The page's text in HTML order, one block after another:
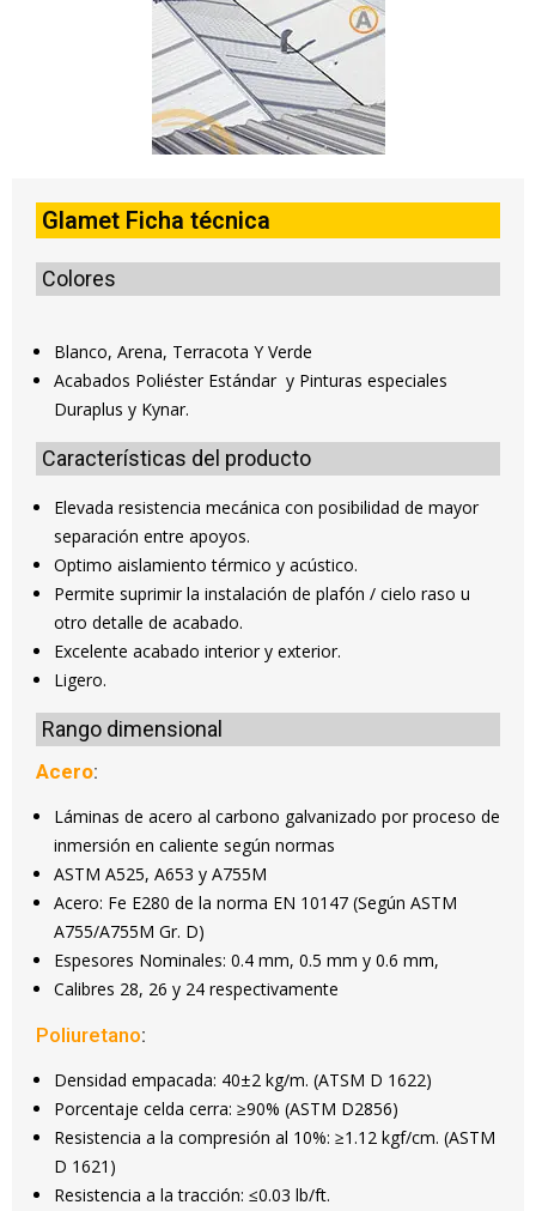
Glamet Ficha técnica
Colores
Blanco, Arena, Terracota Y Verde
Acabados Poliéster Estándar y Pinturas especiales
Duraplus y Kynar.
Características del producto
Elevada resistencia mecánica con posibilidad de mayor
separación entre apoyos.
Optimo aislamiento térmico y acústico.
Permite suprimir la instalación de plafón / cielo raso u
otro detalle de acabado.
Excelente acabado interior y exterior.
Ligero.
Rango dimensional
Acero:
Láminas de acero al carbono galvanizado por proceso de
inmersión en caliente según normas
ASTM A525, A653 y A755M
Acero: Fe E280 de la norma EN 10147 (Según ASTM
A755/A755M Gr. D)
Espesores Nominales: 0.4 mm, 0.5 mm y 0.6 mm,
Calibres 28, 26 y 24 respectivamente
Poliuretano:
Densidad empacada: 40±2 kg/m. (ATSM D 1622)
Porcentaje celda cerra: ≥90% (ASTM D2856)
Resistencia a la compresión al 10%: ≥1.12 kgf/cm. (ASTM
D 1621)
Resistencia a la tracción: ≤0.03 lb/ft.